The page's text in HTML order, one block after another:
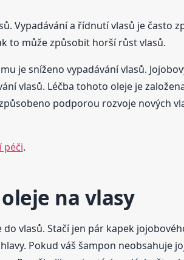
Vypadávání a řídnutí vlasů je často
to může způsobit horší růst vlasů.
je sníženo vypadávání vlasů.
vlasů. Léčba tohoto oleje je
podporou rozvoje nových
péči.
na vlasy
vlasů. Stačí jen pár kapek
Pokud váš šampon neobsahuje